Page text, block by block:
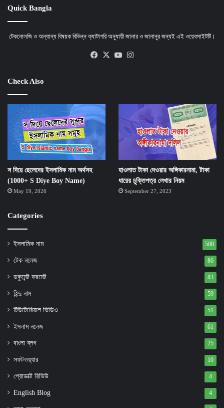
Quick Bangla
টেকনোলজি ও অন্যান্য বিষয়ক বিভিন্ন ক্যাটাগরি অনুযায়ী জানার ও জানানুর জন্যই এই ওয়েবসাইটটি।
Facebook
X YouTube
Check Also
স দিয়ে ছেলেদের ইসলামিক নাম অর্থসহ
(1000+ S Diye Boy Name)
May 19, 2026
হাওলাত টাকা দেওয়ার অঙ্গিকারনামা, টাকা
ধারের চুক্তিপত্র লেখার নিয়ম
September 27, 2023
Categories
ইসলামিক নাম 508
টেক নলেজ 86
ডকুমেন্ট ফরমেট 83
হিন্দু নাম 59
টিউটোরিয়াল ভিডিও 51
ইসলাম নলেজ 61
বাংলা ব্লগ 25
সফটওয়্যার 10
প্রোডাক্ট রিভিউ 4
English Blog 4